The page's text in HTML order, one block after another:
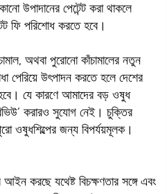
উপাদানের পেটেন্ট করা থাকলে
ফি পরিশোধ করতে হবে।
অথবা পুরোনো কাঁচামালের নতুন
পেরিয়ে উৎপাদন করতে হলে দেশের
হবে। যে কারণে আমাদের বড় ওষুধ
করারও সুযোগ নেই। চুক্তির
ওষুধশিল্পের জন্য বিপর্যয়মূলক।
করছে যথেষ্ট বিচক্ষণতার সঙ্গে এবং